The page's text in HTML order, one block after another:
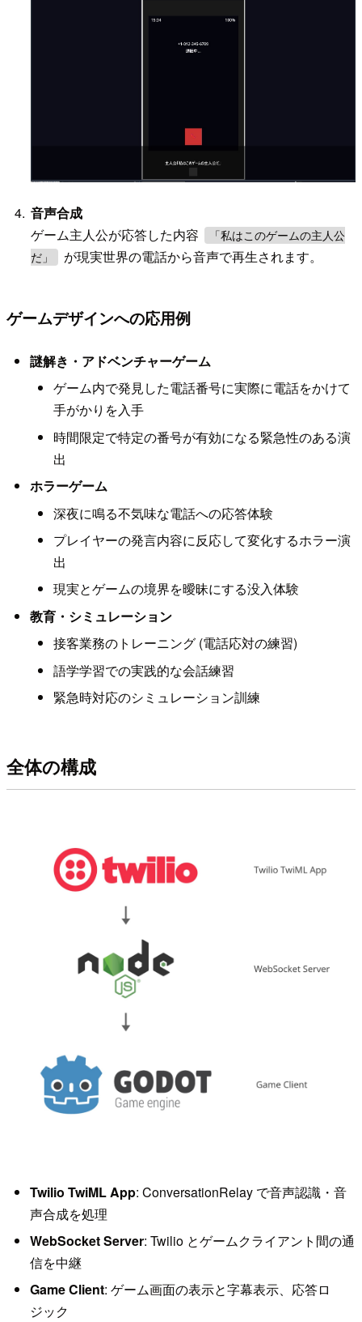
音声合成
ゲーム主人公が応答した内容
「私はこのゲームの主人公
だ」
が現実世界の電話から音声で再生されます。
ゲームデザインへの応用例
謎解き・アドベンチャーゲーム
ゲーム内で発見した電話番号に実際に電話をかけて
手がかりを入手
時間限定で特定の番号が有効になる緊急性のある演
出
ホラーゲーム
深夜に鳴る不気味な電話への応答体験
プレイヤーの発言内容に反応して変化するホラー演
出
現実とゲームの境界を曖昧にする没入体験
教育・シミュレーション
接客業務のトレーニング (電話応対の練習)
語学学習での実践的な会話練習
緊急時対応のシミュレーション訓練
全体の構成
Twilio TwiML App: ConversationRelay で音声認識・音
声合成を処理
WebSocket Server: Twilio とゲームクライアント間の通
信を中継
Game Client: ゲーム画面の表示と字幕表示、応答ロ
ジック